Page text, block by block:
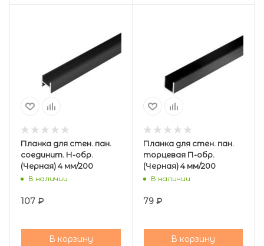
Планка для стен. пан.
соединит. Н-обр.
(Черная) 4 мм/200
В наличии
107 ₽
В корзину
Планка для стен. пан.
торцевая П-обр.
(Черная) 4 мм/200
В наличии
79₽
В корзину